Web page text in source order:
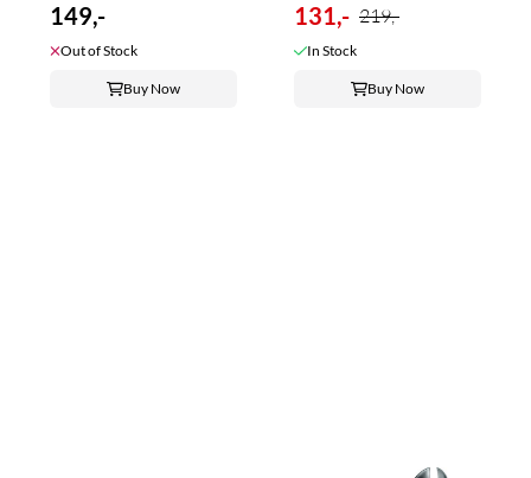
149,-
Out of Stock
Buy Now
131,- 219,-
In Stock
Buy Now